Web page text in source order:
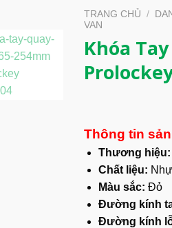
TRANG CHỦ /
VAN
Khóa
Thông tin
Thương hiệu:
Chất liệu:
Màu sắc: Đỏ
Đường kính
Đường kính